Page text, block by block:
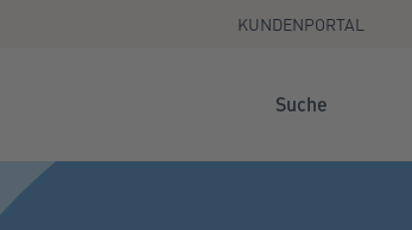
KUNDENPORTAL
Suche